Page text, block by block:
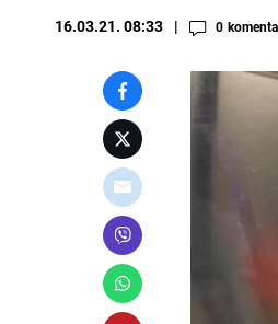
16.03.21. 08:33 0